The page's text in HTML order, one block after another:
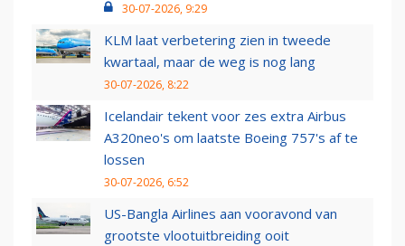
30-07-2026, 9:29
KLM laat verbetering zien in tweede
kwartaal, maar de weg is nog lang
30-07-2026, 8:22
Icelandair tekent voor zes extra Airbus
A320neo's om laatste Boeing 757's af te
lossen
30-07-2026, 6:52
US-Bangla Airlines aan vooravond van
grootste vlootuitbreiding ooit